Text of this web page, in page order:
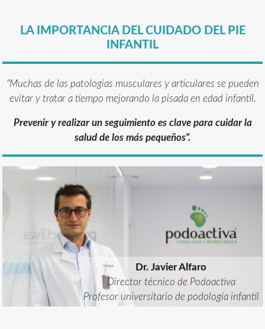
LA IMPORTANCIA DEL CUIDADO DEL PIE
INFANTIL
"Muchas de las patologías musculares y articulares se pueden
evitar y tratar a tiempo mejorando la pisada en edad infantil.
Prevenir y realizar un seguimiento es clave para cuidar la
salud de los más pequeños".
Dr. Javier Alfaro
Director técnico de Podoactiva
Profesor universitario de podología infantil